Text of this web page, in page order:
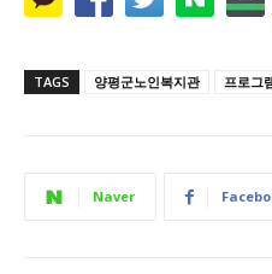
TAGS 양평군노인복지관 프로그
Naver